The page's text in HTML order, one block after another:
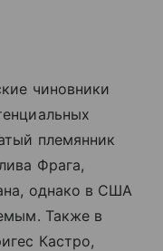
чиновники
племянник
Фрага,
однако в США
Также в
Кастро,